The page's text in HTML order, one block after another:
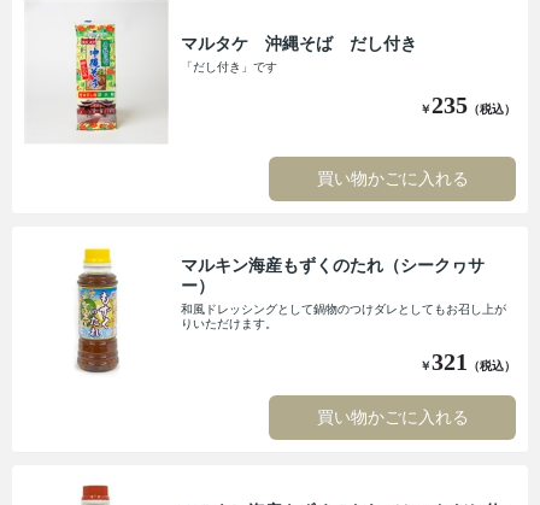
マルタケ 沖縄そば だし付き
「だし付き」です
￥235 （税込）
買い物かごに入れる
マルキン海産もずくのたれ（シークヮサ
ー）
和風ドレッシングとして鍋物のつけダレとしてもお召し上が
りいただけます。
￥321 （税込）
買い物かごに入れる